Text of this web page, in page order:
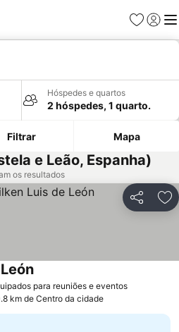
Favoritos
Iniciar
Hóspedes e quartos
2 hóspedes, 1 quarto.
Filtrar Mapa
e Leão, Espanha)
os resultados
Partilhar
para reuniões e eventosVer
Ver preços
km de Centro da cidade